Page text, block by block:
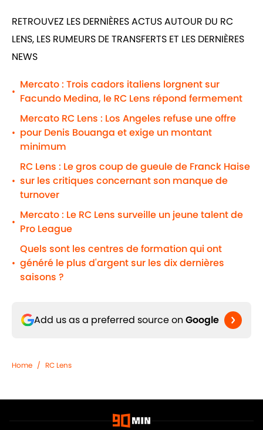
RETROUVEZ LES DERNIÈRES ACTUS AUTOUR DU RC
LENS, LES RUMEURS DE TRANSFERTS ET LES DERNIÈRES
NEWS
•
Mercato : Trois cadors italiens lorgnent sur
Facundo Medina, le RC Lens répond fermement
•
Mercato RC Lens : Los Angeles refuse une offre
pour Denis Bouanga et exige un montant
minimum
•
RC Lens : Le gros coup de gueule de Franck Haise
sur les critiques concernant son manque de
turnover
•
Mercato : Le RC Lens surveille un jeune talent de
Pro League
•
Quels sont les centres de formation qui ont
généré le plus d'argent sur les dix dernières
saisons ?
Add us as a preferred source on Google
Home / RC Lens